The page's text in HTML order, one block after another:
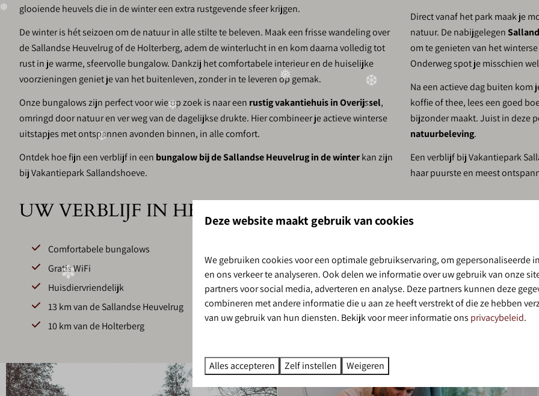
glooiende heuvels die in de winter een extra rustgevende sfeer krijgen.
De winter is hét seizoen om de natuur in alle stilte te beleven. Maak een frisse wandeling over
de Sallandse Heuvelrug of de Holterberg, adem de winterlucht in en kom daarna volledig tot
rust in je warme, sfeervolle bungalow. Dankzij het comfortabele interieur en de huiselijke
voorzieningen geniet je van het buitenleven, zonder in te leveren op gemak.
Onze bungalows zijn perfect voor wie op zoek is naar een rustig vakantiehuis in Overijssel,
omringd door natuur en ver weg van de dagelijkse drukte. Hier combineer je actieve winterse
uitstapjes met ontspannen avonden binnen, in alle comfort.
Ontdek hoe fijn een verblijf in een bungalow bij de Sallandse Heuvelrug in de winterkan zijn
bij Vakantiepark Sallandshoeve.
UW VERBLIJF IN HET KORT
Comfortabele bungalows
Gratis WiFi
Huisdiervriendelijk
13 km van de Sallandse Heuvelrug
10 km van de Holterberg
Direct vanaf het park maak je
natuur. De nabijgelegen
om te genieten van het
Onderweg spot je misschien
Na een actieve dag buiten
koffie of thee, lees een goed
bijzonder maakt. Juist in deze
natuurbeleving.
Een verblijf bij Vakantiepark
haar puurste en meest
Vlak bij idyllisch
Prachtige
Panoramische uitzichten
En meer...
Deze website maakt gebruik van cookies
We gebruiken cookies voor een optimale gebruikservaring, om gepersonaliseerde
en ons verkeer te analyseren. Ook delen we informatie over uw gebruik van onze
partners voor social media, adverteren en analyse. Deze partners kunnen deze
combineren met andere informatie die u aan ze heeft verstrekt of die ze hebben
van uw gebruik van hun diensten. Bekijk voor meer informatie ons privacybeleid.
Alles accepteren Zelf instellen Weigeren
❆
❅